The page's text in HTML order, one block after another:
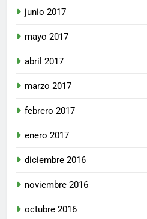
junio 2017
mayo 2017
abril 2017
marzo 2017
febrero 2017
enero 2017
diciembre 2016
noviembre 2016
octubre 2016